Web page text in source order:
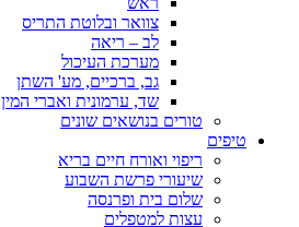
צוואר ובלוטת התריס
לב – ריאה
מערכת העיכול
גב, ברכיים, מע' השתן
שד, ערמונית ואברי המין
טורים בנושאים שונים
טיפים
ריפוי ואורח חיים בריא
שיעורי פרשת השבוע
שלום בית ופרנסה
עצות למטפלים